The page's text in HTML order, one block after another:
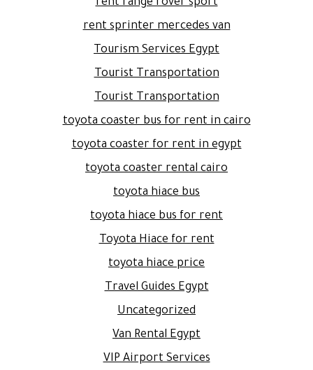
rent range rover sport
rent sprinter mercedes van
Tourism Services Egypt
Tourist Transportation
Tourist Transportation
toyota coaster bus for rent in cairo
toyota coaster for rent in egypt
toyota coaster rental cairo
toyota hiace bus
toyota hiace bus for rent
Toyota Hiace for rent
toyota hiace price
Travel Guides Egypt
Uncategorized
Van Rental Egypt
VIP Airport Services